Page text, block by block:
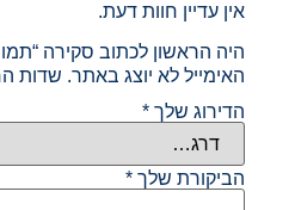
אין עדיין חוות דעת.
היה הראשון לכתוב סקירה
האימייל לא יוצג באתר. שדות
הדירוג שלך*
הביקורת שלך*